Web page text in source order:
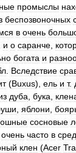
промыслы
беспозвоночных
в очень
и о саранче
богата и
Вследствие
(Buxus), ель и т.
дуба бука
яблони
сосновые
очень часто в
клен (Acer